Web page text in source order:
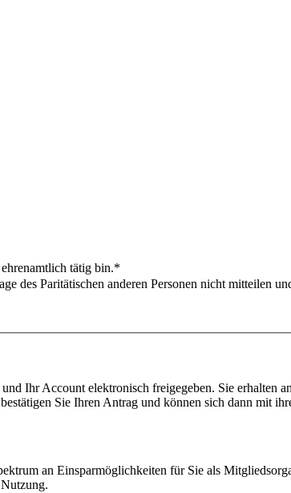
tätig bin.*
des Paritätischen anderen Personen nicht mitteilen
Ihr Account elektronisch freigegeben. Sie erhalten
Sie Ihren Antrag und können sich dann mit
an Einsparmöglichkeiten für Sie als